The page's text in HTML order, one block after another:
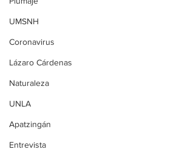
UMSNH
Coronavirus
Lázaro Cárdenas
Naturaleza
UNLA
Apatzingán
Entrevista